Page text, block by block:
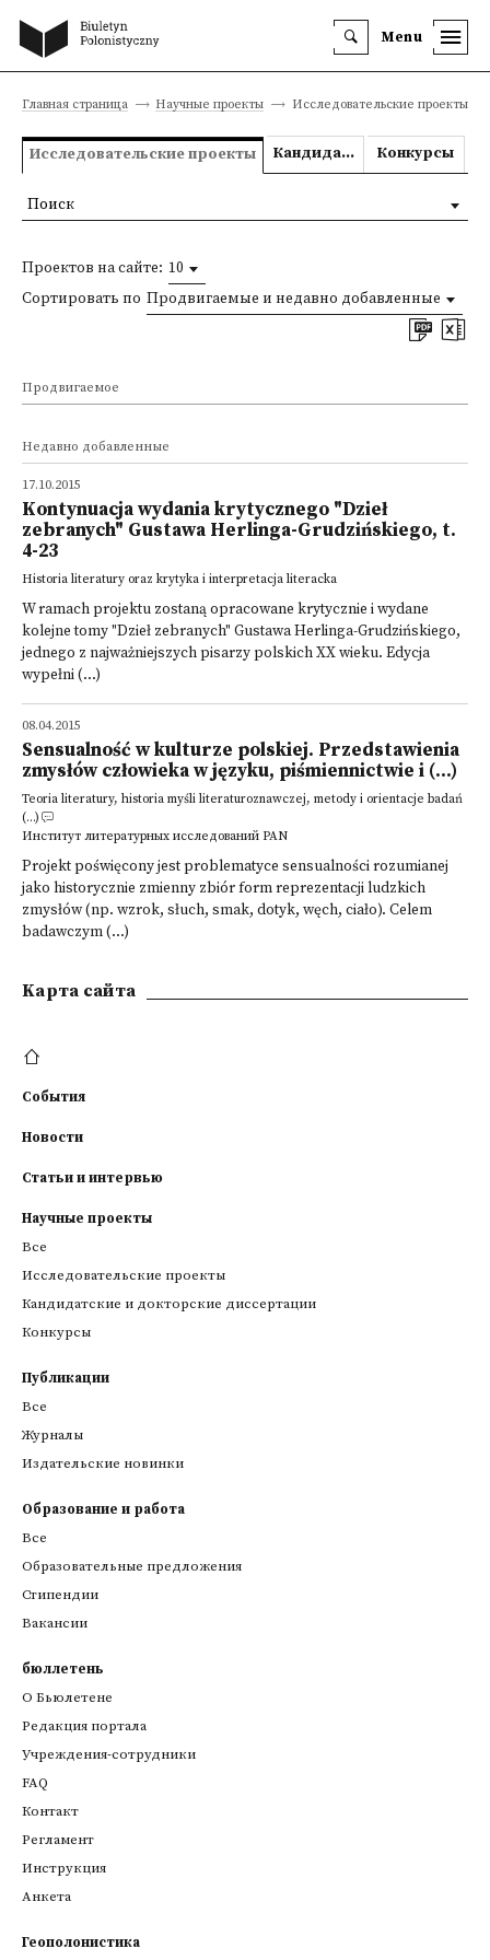
Menu
Главная страница Научные проекты Исследовательские проекты
Исследовательские проекты Кандидатские и докторские диссертации Конкурсы
Проектов на сайте: 10
Сортировать по Продвигаемые и недавно добавленные
Продвигаемое
Недавно добавленные
17.10.2015
Kontynuacja wydania krytycznego "Dzieł
zebranych" Gustawa Herlinga-Grudzińskiego, t.
4-23
Historia literatury oraz krytyka i interpretacja literacka
W ramach projektu zostaną opracowane krytycznie i wydane
kolejne tomy "Dzieł zebranych" Gustawa Herlinga-Grudzińskiego,
jednego z najważniejszych pisarzy polskich XX wieku. Edycja
wypełni (...)
08.04.2015
Sensualność w kulturze polskiej. Przedstawienia
zmysłów człowieka w języku, piśmiennictwie i (...)
Teoria literatury, historia myśli literaturoznawczej, metody i orientacje badań
(...)
Институт литературных исследований PAN
Projekt poświęcony jest problematyce sensualności rozumianej
jako historycznie zmienny zbiór form reprezentacji ludzkich
zmysłów (np. wzrok, słuch, smak, dotyk, węch, ciało). Celem
badawczym (...)
Поиск
Kарта сайта
События
Новости
Статьи и интервью
Научные проекты
Все
Исследовательские проекты
Кандидатские и докторские диссертации
Конкурсы
Публикации
Все
Журналы
Издательские новинки
Образование и работа
Все
Образовательные предложения
Стипендии
Вакансии
бюллетень
О Бьюлетене
Редакция портала
Учреждения-сотрудники
FAQ
Контакт
Регламент
Инструкция
Анкета
Геополонистика